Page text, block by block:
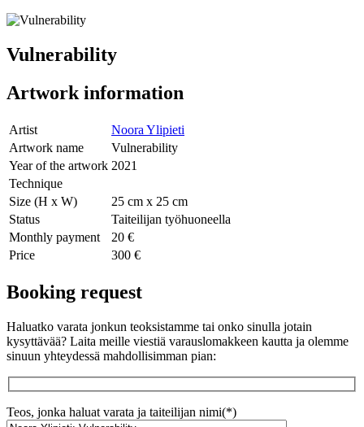
Vulnerability
Artwork information
Artist
Noora Ylipieti
Artwork name
Vulnerability
Year of the artwork 2021
Technique
Size (H x W)
25 cm x 25 cm
Status
Taiteilijan työhuoneella
Monthly payment
20 €
Price
300 €
Booking request
Haluatko varata jonkun teoksistamme tai onko sinulla jotain
kysyttävää? Laita meille viestiä varauslomakkeen kautta ja olemme
sinuun yhteydessä mahdollisimman pian:
Teos, jonka haluat varata ja taiteilijan nimi(*)